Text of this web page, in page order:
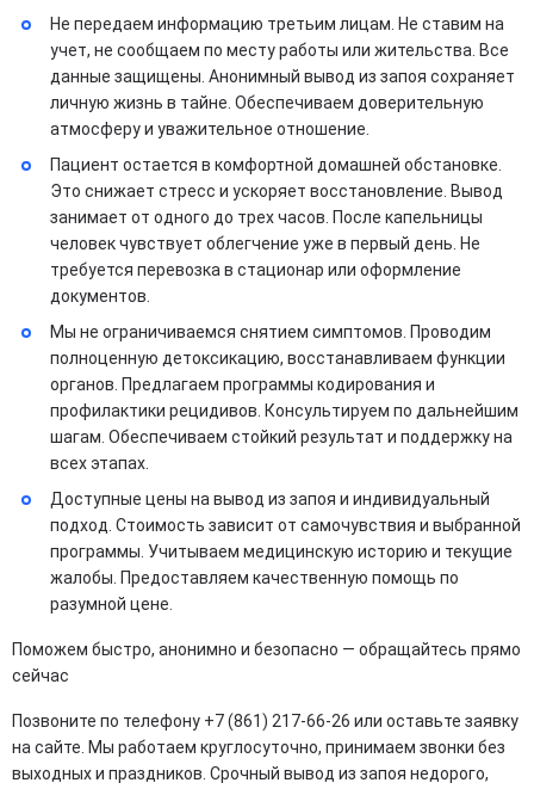
Не передаем информацию третьим лицам. Не ставим на
учет, не сообщаем по месту работы или жительства. Все
данные защищены. Анонимный вывод из запоя сохраняет
личную жизнь в тайне. Обеспечиваем доверительную
атмосферу и уважительное отношение.
Пациент остается в комфортной домашней обстановке.
Это снижает стресс и ускоряет восстановление. Вывод
занимает от одного до трех часов. После капельницы
человек чувствует облегчение уже в первый день. Не
требуется перевозка в стационар или оформление
документов.
Мы не ограничиваемся снятием симптомов. Проводим
полноценную детоксикацию, восстанавливаем функции
органов. Предлагаем программы кодирования и
профилактики рецидивов. Консультируем по дальнейшим
шагам. Обеспечиваем стойкий результат и поддержку на
всех этапах.
Доступные цены на вывод из запоя и индивидуальный
подход. Стоимость зависит от самочувствия и выбранной
программы. Учитываем медицинскую историю и текущие
жалобы. Предоставляем качественную помощь по
разумной цене.
Поможем быстро, анонимно и безопасно — обращайтесь прямо
сейчас
Позвоните по телефону +7 (861) 217-66-26 или оставьте заявку
на сайте. Мы работаем круглосуточно, принимаем звонки без
выходных и праздников. Срочный вывод из запоя недорого,